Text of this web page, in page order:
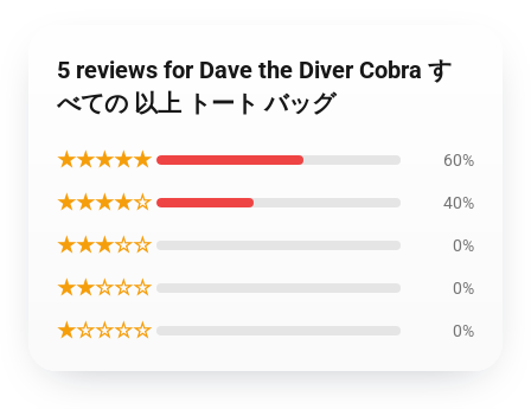
5 reviews for Dave the Diver Cobra す
べての 以上 トート バッグ
★★★★★ 60%
★★★★☆ 40%
★★★☆☆ 0%
★★☆☆☆ 0%
★☆☆☆☆ 0%